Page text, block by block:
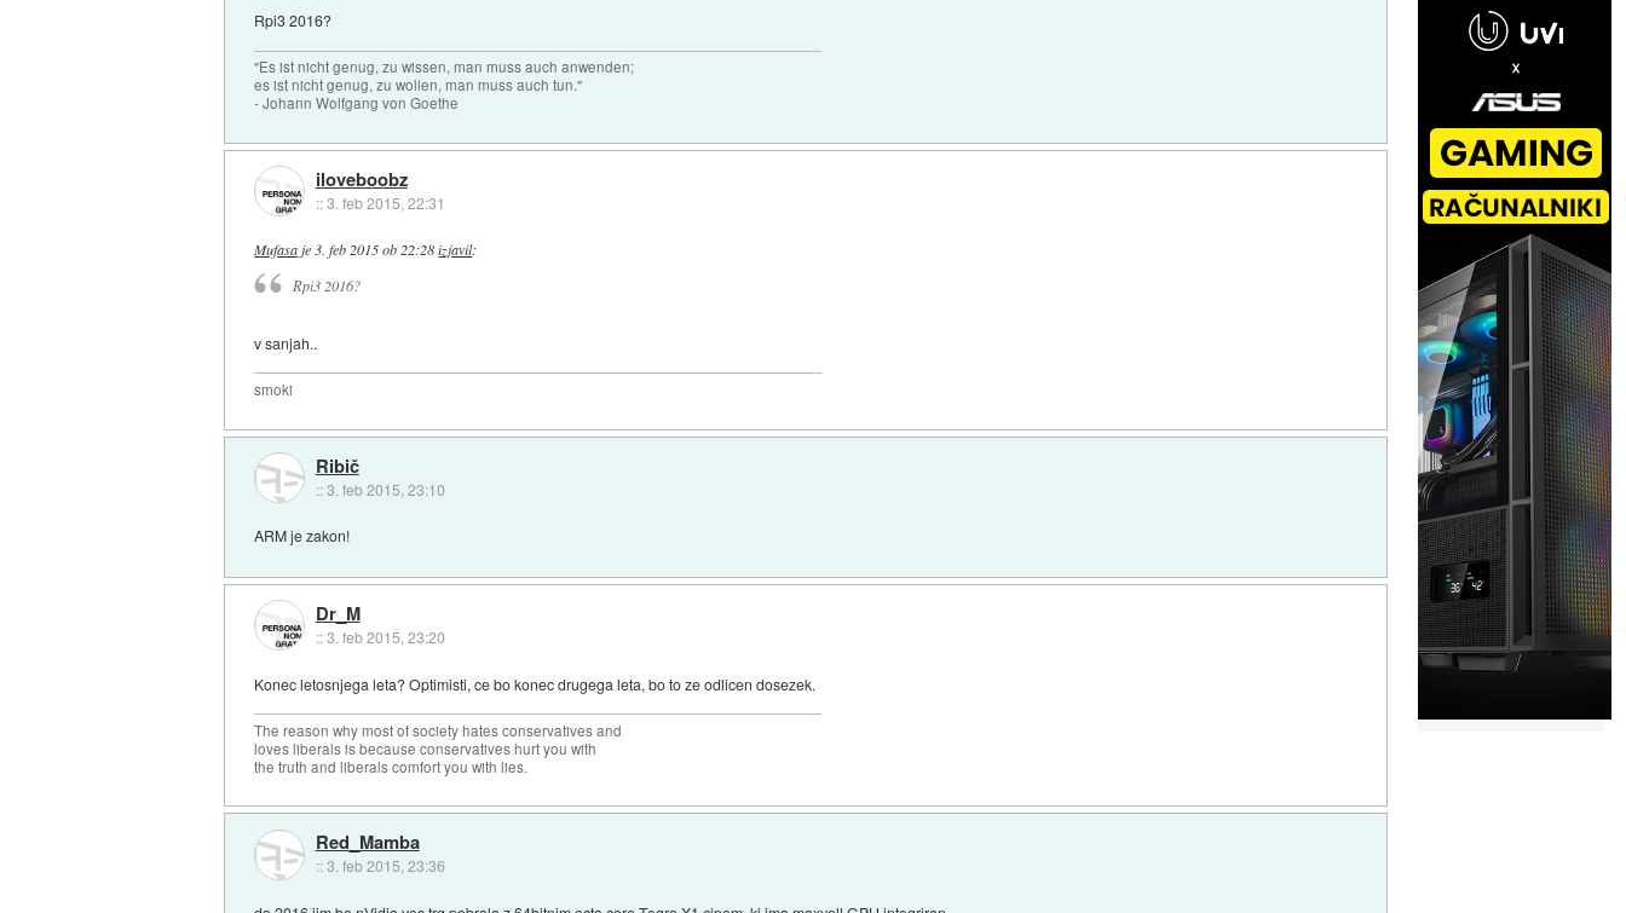
Rpi3 2016?
"Es ist nicht genug, zu wissen, man muss auch anwenden;
es ist nicht genug, zu wollen, man muss auch tun."
- Johann Wolfgang von Goethe
iloveboobz
::3. feb 2015, 22:31
Mufasa je 3. feb 2015 ob 22:28 izjavil:
Rpi3 2016?
v sanjah..
smoki
Ribič
::3. feb 2015, 23:10
ARM je zakon!
Dr_M
::3. feb 2015, 23:20
Konec letosnjega leta? Optimisti, ce bo konec drugega leta, bo to ze odlicen dosezek.
The reason why most of society hates conservatives and
loves liberals is because conservatives hurt you with
the truth and liberals comfort you with lies.
Red_Mamba
::3. feb 2015, 23:36